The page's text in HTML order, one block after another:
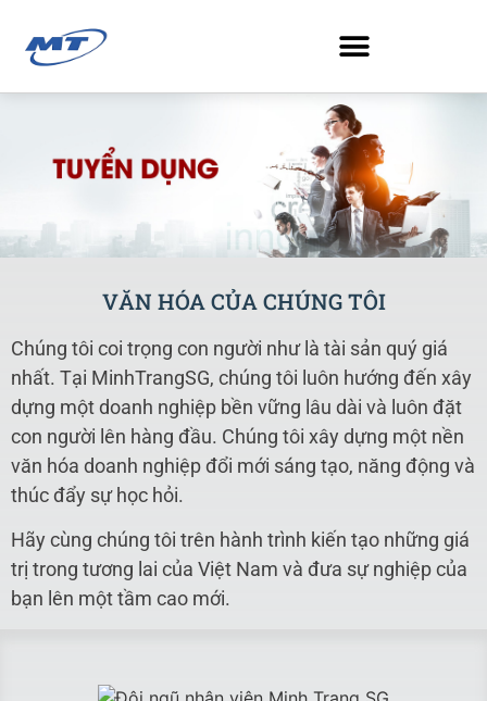
VĂN HÓA CỦA CHÚNG TÔI
Chúng tôi coi trọng con người như là tài sản quý giá
nhất. Tại MinhTrangSG, chúng tôi luôn hướng đến xây
dựng một doanh nghiệp bền vững lâu dài và luôn đặt
con người lên hàng đầu. Chúng tôi xây dựng một nền
văn hóa doanh nghiệp đổi mới sáng tạo, năng động và
thúc đẩy sự học hỏi.
Hãy cùng chúng tôi trên hành trình kiến tạo những giá
trị trong tương lai của Việt Nam và đưa sự nghiệp của
bạn lên một tầm cao mới.